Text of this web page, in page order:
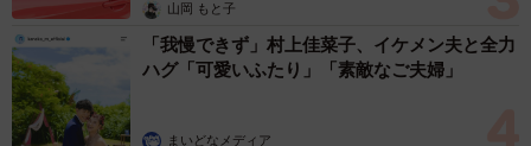
山岡 もと子
「我慢できず」村上佳菜子、イケメン夫と全力
ハグ「可愛いふたり」「素敵なご夫婦」
まいどなメディア